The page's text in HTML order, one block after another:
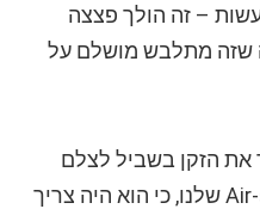
– זה הולך פצצה
שזה מתלבש מושלם על
את הזקן בשביל לצלם
סרטון תדמית לקבוצת ה-Air-soft שלנו, כי הוא היה צריך